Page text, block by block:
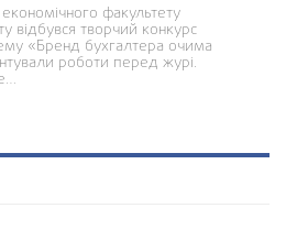
факультету
відбувся творчий конкурс
«Бренд бухгалтера очима
роботи перед журі.